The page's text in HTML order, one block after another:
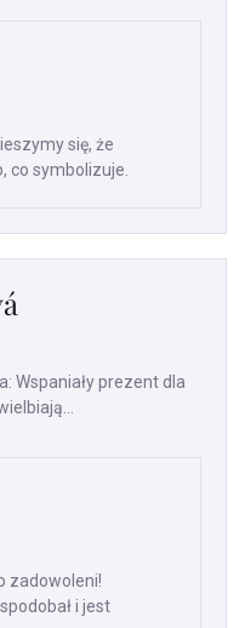
się, że
co symbolizuje.
Wspaniały prezent dla
zadowoleni!
i jest